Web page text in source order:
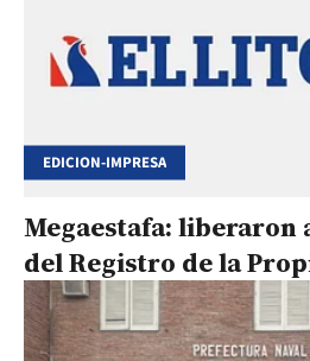
EDICION-IMPRESA
Megaestafa: liberaron
del Registro de la